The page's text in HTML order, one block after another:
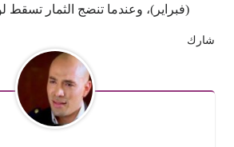
(فبراير)، وعندما تنضج الثمار
شارك